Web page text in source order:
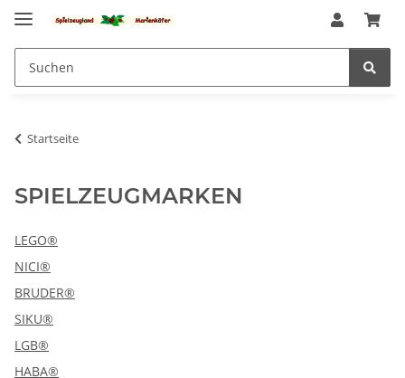
Startseite
SPIELZEUGMARKEN
LEGO®
NICI®
BRUDER®
SIKU®
LGB®
HABA®